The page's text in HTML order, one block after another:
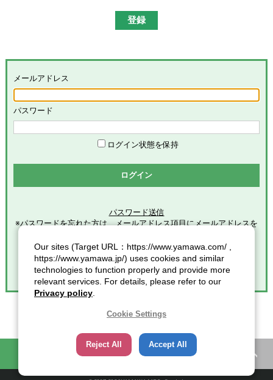
和亜洲股份有限公司及びYAMAWA EUROPE S.p.A.）の総体又は
ト）」を意味します。
「本サービス」とは、本サイトにおける会員限定コンテンツの
提供、当社グループによる、会員に対するメールの配信その他
めます。
「会員」とは、本サービスの利用希望者で、本規約に同意のう
え当社グループが定める手続きに従い、会員登録を完了した方
ープに提供した全ての情報を意味します。
「個人情報」とは、個人情報保護の保護に関する法律第２条第
第2条（総則）
本規約の適用範囲
本規約は、本サービスの利用に関する一切の事項に適用されま
す。
本規約の改定
当社グループは、会員に対する事前連絡又は会員による事前承
諾なしに、本規約を変更・追加・削除できるものとし、会員
ものとみなします。また、この場合、会員に対する通知には次
項に定める方法その他当社グループが適当と判断した方法をと
り、当社グループが定める各諸規定等の変更についても、同様
メールアドレス
パスワード
ログイン状態を保持
ログイン
パスワード送信
※パスワードを忘れた方は、メールアドレス項目にメールアドレスを
クリックしてください。
困ったときの知恵袋 カタログ一覧
Our sites (Target URL：https://www.yamawa.com/ ,
https://www.yamawa.jp/) uses cookies and similar
technologies to function properly and provide more
relevant services. For details, please refer to our
Privacy policy
Cookie Settings
Reject All Accept All